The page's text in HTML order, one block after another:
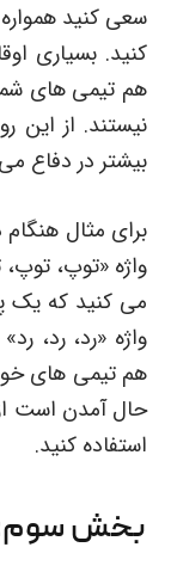
سعی کنید
کنید. بسیاری
هم تیمی های
نیستند. از این
بیشتر در دفاع
برای مثال
واژه «توپ، توپ،
می کنید که یک
واژه «رد، رد،
هم تیمی های
حال آمدن است
استفاده کنید.
بخش سوم: